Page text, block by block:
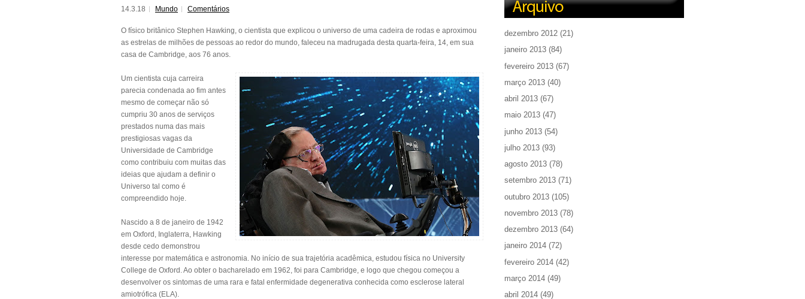
14.3.18 Mundo Comentários
O físico britânico Stephen Hawking, o cientista que explicou o universo de uma cadeira de rodas e aproximou
as estrelas de milhões de pessoas ao redor do mundo, faleceu na madrugada desta quarta-feira, 14, em sua
casa de Cambridge, aos 76 anos.
Um cientista cuja carreira
parecia condenada ao fim antes
mesmo de começar não só
cumpriu 30 anos de serviços
prestados numa das mais
prestigiosas vagas da
Universidade de Cambridge
como contribuiu com muitas das
ideias que ajudam a definir o
Universo tal como é
compreendido hoje.
Nascido a 8 de janeiro de 1942
em Oxford, Inglaterra, Hawking
desde cedo demonstrou
interesse por matemática e astronomia. No início de sua trajetória acadêmica, estudou física no University
College de Oxford. Ao obter o bacharelado em 1962, foi para Cambridge, e logo que chegou começou a
desenvolver os sintomas de uma rara e fatal enfermidade degenerativa conhecida como esclerose lateral
amiotrófica (ELA).
dezembro 2012 (21)
janeiro 2013 (84)
fevereiro 2013 (67)
março 2013 (40)
abril 2013 (67)
maio 2013 (47)
junho 2013 (54)
julho 2013 (93)
agosto 2013 (78)
setembro 2013 (71)
outubro 2013 (105)
novembro 2013 (78)
dezembro 2013 (64)
janeiro 2014 (72)
fevereiro 2014 (42)
março 2014 (49)
abril 2014 (49)